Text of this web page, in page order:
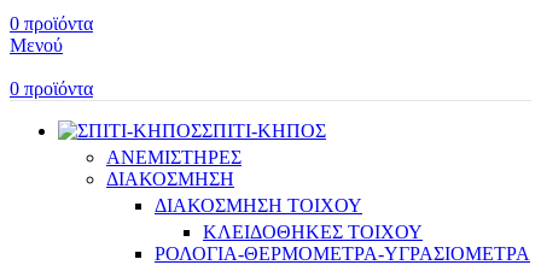
0 προϊόντα
Μενού
0 προϊόντα
ΣΠΙΤΙ-ΚΗΠΟΣ
ΑΝΕΜΙΣΤΗΡΕΣ
ΔΙΑΚΟΣΜΗΣΗ
ΔΙΑΚΟΣΜΗΣΗ ΤΟΙΧΟΥ
ΚΛΕΙΔΟΘΗΚΕΣ ΤΟΙΧΟΥ
ΡΟΛΟΓΙΑ-ΘΕΡΜΟΜΕΤΡΑ-ΥΓΡΑΣΙΟΜΕΤΡΑ